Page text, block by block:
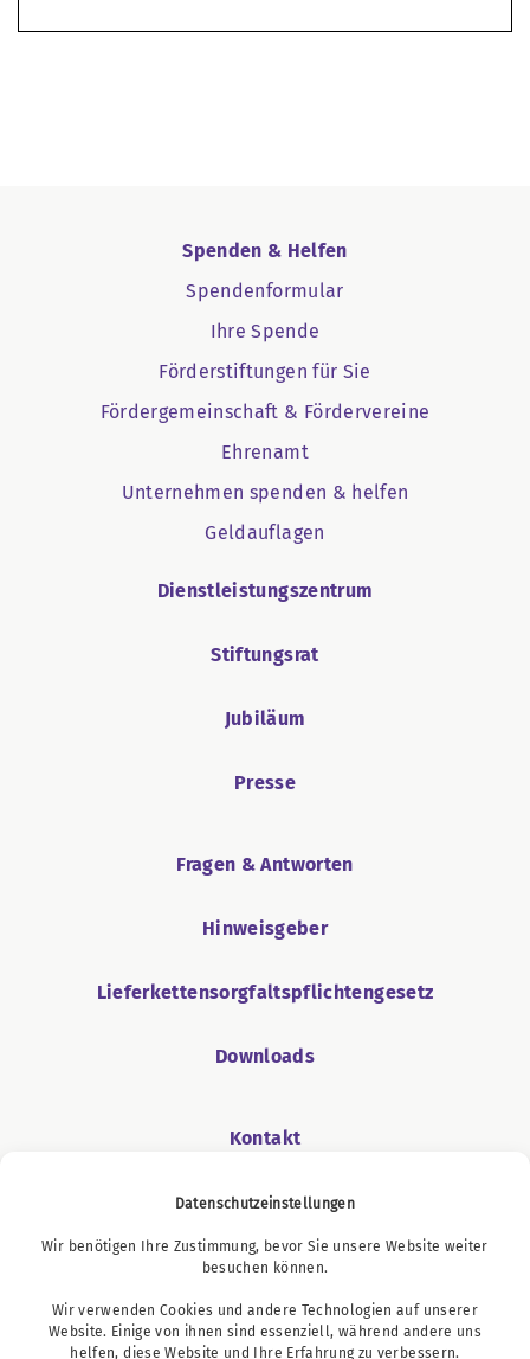
Datenschutzeinstellungen
Wir benötigen Ihre Zustimmung, bevor Sie unsere Website weiter
besuchen können.
Wir verwenden Cookies und andere Technologien auf unserer
Website. Einige von ihnen sind essenziell, während andere uns
helfen, diese Website und Ihre Erfahrung zu verbessern.
Spenden & Helfen
Spendenformular
Ihre Spende
Förderstiftungen für Sie
Fördergemeinschaft & Fördervereine
Ehrenamt
Unternehmen spenden & helfen
Geldauflagen
Dienstleistungszentrum
Stiftungsrat
Jubiläum
Presse
Fragen & Antworten
Hinweisgeber
Lieferkettensorgfaltspflichtengesetz
Downloads
Kontakt
Podcast